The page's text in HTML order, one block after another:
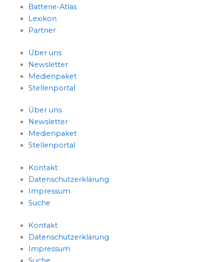
Batterie-Atlas
Lexikon
Partner
Über uns
Newsletter
Medienpaket
Stellenportal
Über uns
Newsletter
Medienpaket
Stellenportal
Kontakt
Datenschutzerklärung
Impressum
Suche
Kontakt
Datenschutzerklärung
Impressum